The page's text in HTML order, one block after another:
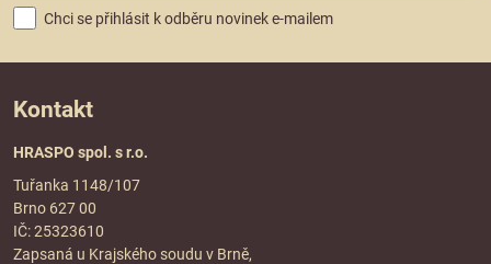
Chci se přihlásit k odběru novinek e-mailem
Kontakt
HRASPO spol. s r.o.
Tuřanka 1148/107
Brno 627 00
IČ: 25323610
Zapsaná u Krajského soudu v Brně,